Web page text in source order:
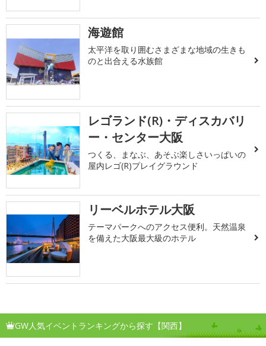
海遊館
太平洋を取り囲むさまざまな地域の生きも
のと出合える水族館
レゴランド(R)・ディスカバリ
ー・センター大阪
つくる、まなぶ、あそぶ楽しさいっぱいの
屋内レゴ(R)プレイグラウンド
リーベルホテル大阪
テーマパークへのアクセス便利。天然温泉
を備えた大阪最大級のホテル
GW人気イベントランキングから探す【関西】